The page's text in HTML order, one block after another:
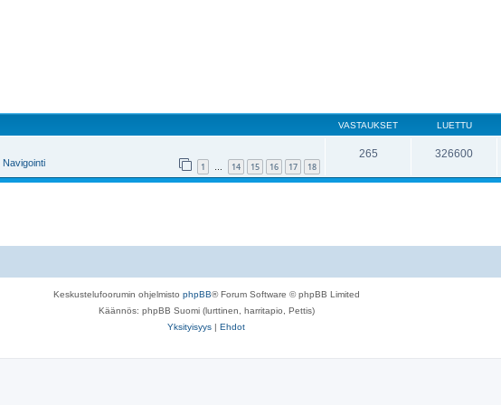
VASTAUKSET LUETTU
Navigointi 1 … 14 15 16 17 18
265 326600
Keskustelufoorumin ohjelmisto phpBB® Forum Software © phpBB Limited
Käännös: phpBB Suomi (lurttinen, harritapio, Pettis)
Yksityisyys | Ehdot